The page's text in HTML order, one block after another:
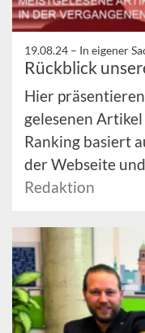
19.08.24 – In eigener
Rückblick
Hier
gelesenen
Ranking basiert
der Webseite
Redaktion